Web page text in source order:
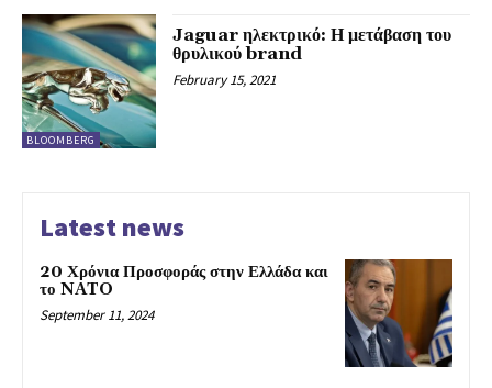
BLOOMBERG
Jaguar ηλεκτρικό: Η μετάβαση του
θρυλικού brand
February 15, 2021
Latest news
20 Χρόνια Προσφοράς στην Ελλάδα και
το NATO
September 11, 2024